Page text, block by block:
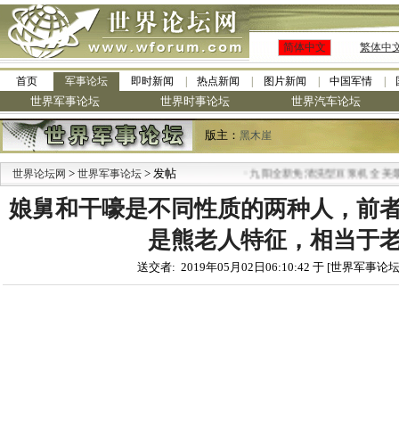
简体中文 繁体中
首页 军事论坛 即时新闻 热点新闻 图片新闻 中国军情
世界军事论坛 世界时事论坛 世界汽车论坛
版主： 黑木崖
世界论坛网 > 世界军事论坛 > 发帖 九阳全新免清洗型豆浆机 全美最低
娘舅和干嚎是不同性质的两种人，前
是熊老人特征，相当于
送交者: 2019年05月02日06:10:42 于 [世界军事论